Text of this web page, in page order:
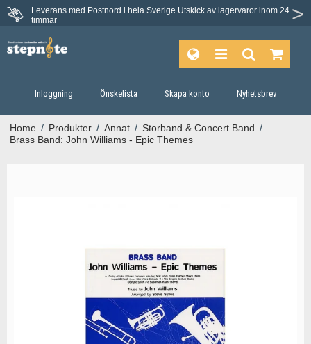
Leverans med Postnord i hela Sverige Utskick av lagervaror inom 24
timmar
Du har 30 dagars ångerrätt.
Inloggning Önskelista Skapa konto Nyhetsbrev
Home / Produkter / Annat / Storband & Concert Band /
Brass Band: John Williams - Epic Themes